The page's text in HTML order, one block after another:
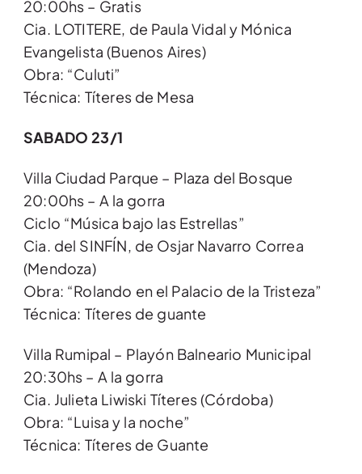
20:00hs – Gratis
Cia. LOTITERE, de Paula Vidal y Mónica
Evangelista (Buenos Aires)
Obra: “Culuti”
Técnica: Títeres de Mesa
SABADO 23/1
Villa Ciudad Parque – Plaza del Bosque
20:00hs – A la gorra
Ciclo “Música bajo las Estrellas”
Cia. del SINFÍN, de Osjar Navarro Correa
(Mendoza)
Obra: “Rolando en el Palacio de la Tristeza”
Técnica: Títeres de guante
Villa Rumipal – Playón Balneario Municipal
20:30hs – A la gorra
Cia. Julieta Liwiski Títeres (Córdoba)
Obra: “Luisa y la noche”
Técnica: Títeres de Guante